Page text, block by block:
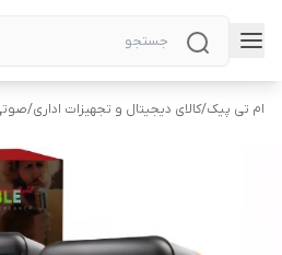
ام تی پیک/کالای دیجیتال و تجهیزات اداری/